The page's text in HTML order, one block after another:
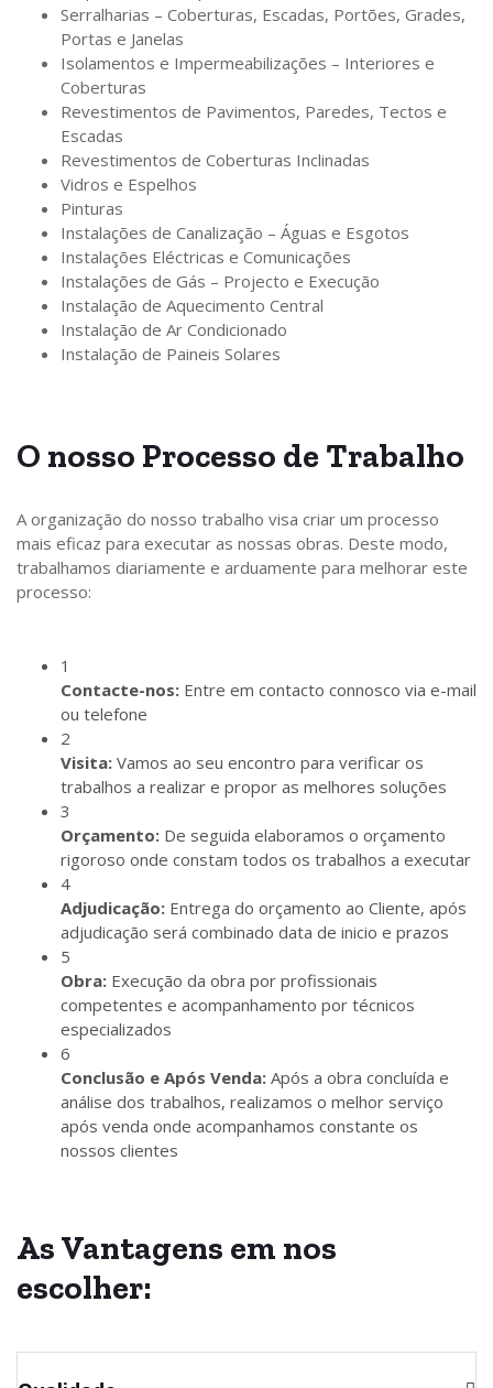
Serralharias – Coberturas, Escadas, Portões, Grades,
Portas e Janelas
Isolamentos e Impermeabilizações – Interiores e
Coberturas
Revestimentos de Pavimentos, Paredes, Tectos e
Escadas
Revestimentos de Coberturas Inclinadas
Vidros e Espelhos
Pinturas
Instalações de Canalização – Águas e Esgotos
Instalações Eléctricas e Comunicações
Instalações de Gás – Projecto e Execução
Instalação de Aquecimento Central
Instalação de Ar Condicionado
Instalação de Paineis Solares
O nosso Processo de Trabalho
A organização do nosso trabalho visa criar um processo
mais eficaz para executar as nossas obras. Deste modo,
trabalhamos diariamente e arduamente para melhorar este
processo:
1
Contacte-nos: Entre em contacto connosco via e-mail
ou telefone
2
Visita: Vamos ao seu encontro para verificar os
trabalhos a realizar e propor as melhores soluções
3
Orçamento: De seguida elaboramos o orçamento
rigoroso onde constam todos os trabalhos a executar
4
Adjudicação: Entrega do orçamento ao Cliente, após
adjudicação será combinado data de inicio e prazos
5
Obra: Execução da obra por profissionais
competentes e acompanhamento por técnicos
especializados
6
Conclusão e Após Venda: Após a obra concluída e
análise dos trabalhos, realizamos o melhor serviço
após venda onde acompanhamos constante os
nossos clientes
AsVantagens em nos
escolher: